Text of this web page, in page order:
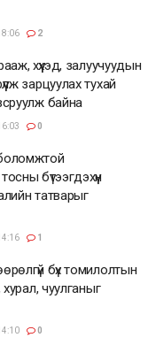
2
хүүхэд, залуучуудын
зарцуулах тухай
байна
0
бүтээгдэхүүн
татварыг
1
бүх томилолтын
хурал, чуулганыг
0